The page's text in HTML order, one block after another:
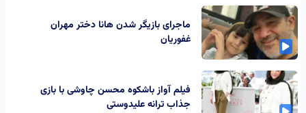
ماجرای بازیگر شدن هانا دختر مهران
غفوریان
فیلم آواز باشکوه محسن چاوشی با بازی
جذاب ترانه علیدوستی